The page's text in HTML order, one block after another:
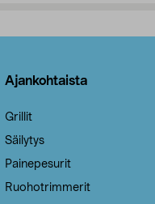
Ajankohtaista
Grillit
Säilytys
Painepesurit
Ruohotrimmerit